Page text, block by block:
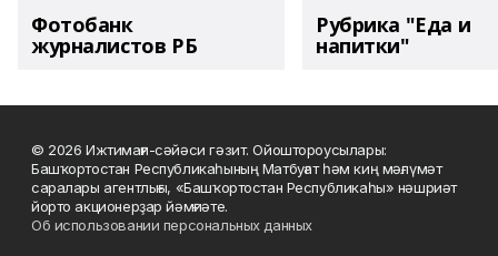
Фотобанк
журналистов РБ
Рубрика "Еда и
напитки"
© 2026 Ижтимағи-сәйәси гәзит. Ойоштороусылары:
Башҡортостан Республикаһының Матбуғат һәм киң мәғлүмәт
саралары агентлығы, «Башҡортостан Республикаһы» нәшриәт
йорто акционерҙар йәмғиәте.
Об использовании персональных данных